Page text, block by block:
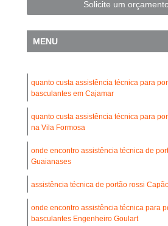
Automatização para Portão de Correr
Conserto Motor Portão Automático
Conserto de Motor de Portão
Conserto de Portão Automático
Automático Basculante
Automático Pivotante Duplo
Conserto de Portão
Solicite um orçamento
MENU
quanto custa assistência técnica para
basculantes em Cajamar
quanto custa assistência técnica para
na Vila Formosa
onde encontro assistência técnica de
Guaianases
assistência técnica de portão rossi
onde encontro assistência técnica para
basculantes Engenheiro Goulart